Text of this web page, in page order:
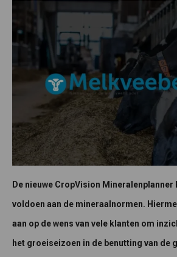
De nieuwe CropVision
voldoen aan de mineraalnormen.
aan op de wens van vele klanten om
het groeiseizoen in de benutting van de